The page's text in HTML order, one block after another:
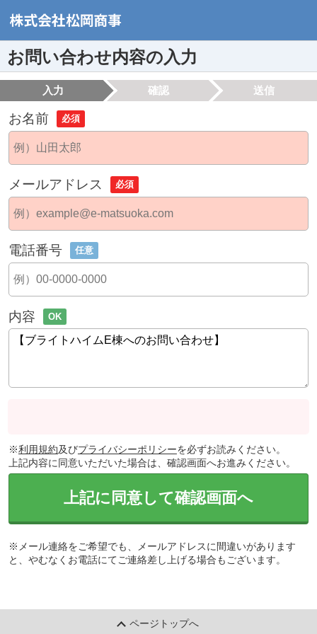
お問い合わせ内容の入力
入力 確認 送信
お名前 必須
メールアドレス 必須
電話番号 任意
内容 OK
※利用規約及びプライバシーポリシーを必ずお読みください。
上記内容に同意いただいた場合は、確認画面へお進みください。
上記に同意して確認画面へ
※メール連絡をご希望でも、メールアドレスに間違いがあります
と、やむなくお電話にてご連絡差し上げる場合もございます。
ページトップへ